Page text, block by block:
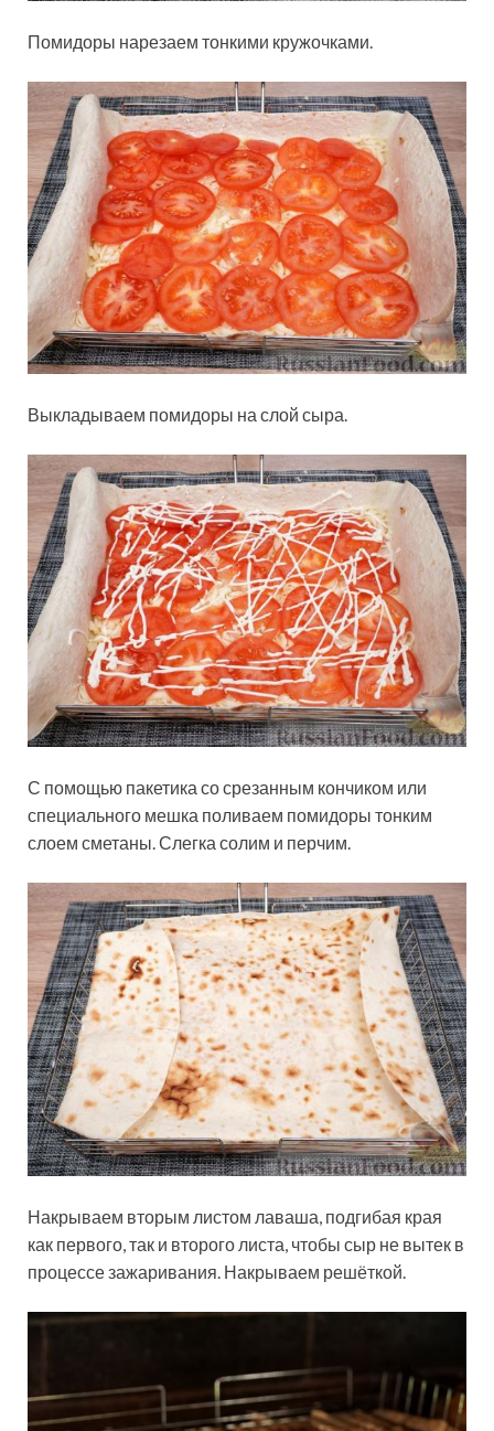
Помидоры нарезаем тонкими кружочками.
Выкладываем помидоры на слой сыра.
С помощью пакетика со срезанным кончиком или
специального мешка поливаем помидоры тонким
слоем сметаны. Слегка солим и перчим.
Накрываем вторым листом лаваша, подгибая края
как первого, так и второго листа, чтобы сыр не вытек в
процессе зажаривания. Накрываем решёткой.